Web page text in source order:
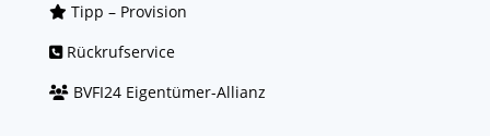
Tipp – Provision
Rückrufservice
BVFI24 Eigentümer-Allianz